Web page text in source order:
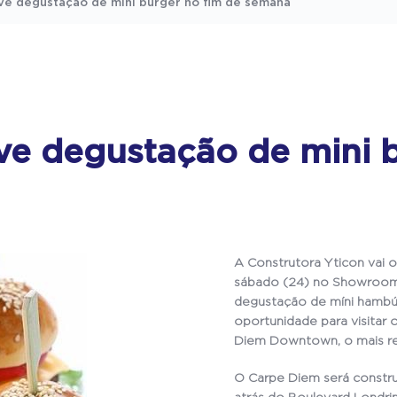
degustação de mini burger no fim de semana
degustação de mini
A Construtora Yticon vai
sábado (24) no
degustação de míni
oportunidade para visitar
Diem Downtown, o mais
O Carpe Diem será